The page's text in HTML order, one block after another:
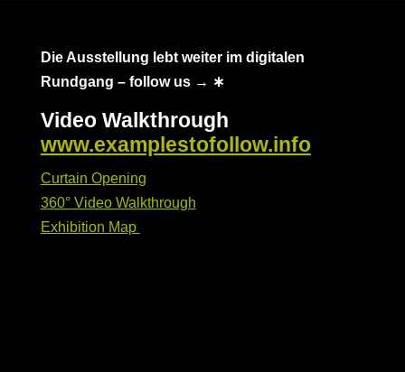
Die Ausstellung lebt weiter im digitalen
Rundgang – follow us → ∗
Video Walkthrough
www.examplestofollow.info
Curtain Opening
360° Video Walkthrough
Exhibition Map